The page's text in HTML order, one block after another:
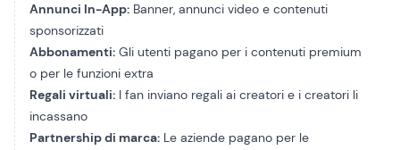
Annunci In-App: Banner, annunci video e contenuti
sponsorizzati
Abbonamenti: Gli utenti pagano per i contenuti premium
o per le funzioni extra
Regali virtuali: I fan inviano regali ai creatori e i creatori li
incassano
Partnership di marca: Le aziende pagano per le